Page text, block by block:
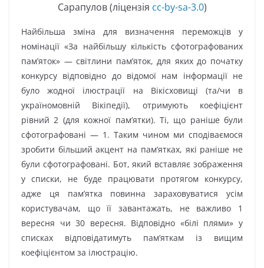
Сарапулов (ліцензія cc-by-sa-3.0)
Найбільша зміна для визначення переможців у
номінації «За найбільшу кількість сфотографованих
пам’яток» — світлини пам’яток, для яких до початку
конкурсу відповідно до відомої нам інформації не
було жодної ілюстрації на Вікісховищі (та/чи в
україномовній Вікіпедії), отримують коефіцієнт
рівний 2 (для кожної пам’ятки). Ті, що раніше були
сфотографовані — 1. Таким чином ми сподіваємося
зробити більший акцент на пам’ятках, які раніше не
були сфотографовані. Бот, який вставляє зображення
у списки, не буде працювати протягом конкурсу,
адже ця пам’ятка повинна зараховуватися усім
користувачам, що її завантажать, не важливо 1
вересня чи 30 вересня. Відповідно «білі плями» у
списках відповідатимуть пам’яткам із вищим
коефіцієнтом за ілюстрацію.